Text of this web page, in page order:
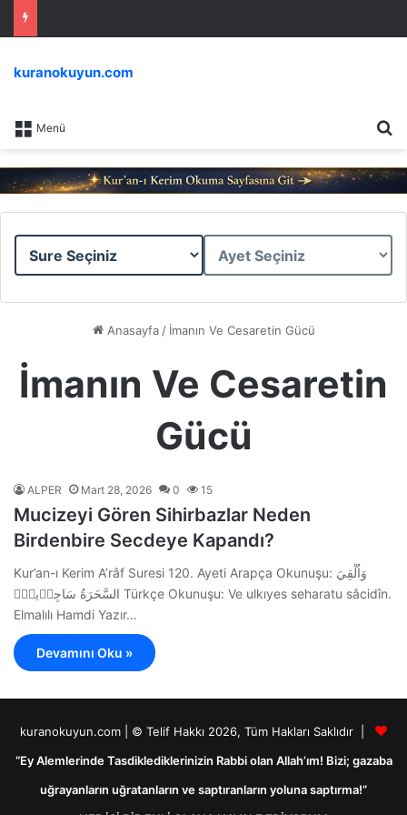
Menü
kuranokuyun.com
Sure
Ayet
Anasayfa / İmanın Ve Cesaretin Gücü
İmanın Ve Cesaretin
Gücü
ALPER Mart 28, 2026 0 15
Mucizeyi Gören Sihirbazlar Neden
Birdenbire Secdeye Kapandı?
Kur’an-ı Kerim A’râf Suresi 120. Ayeti Arapça Okunuşu: وَاُلْقِيَ
السَّحَرَةُ سَاجِد۪ينَۙ Türkçe Okunuşu: Ve ulkıyes seharatu sâcidîn.
Elmalılı Hamdi Yazır…
Devamını Oku »
kuranokuyun.com | © Telif Hakkı 2026, Tüm Hakları Saklıdır |
“Ey Alemlerinde Tasdiklediklerinizin Rabbi olan Allah’ım! Bizi; gazaba
uğrayanların uğratanların ve saptıranların yoluna saptırma!”